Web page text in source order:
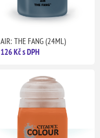
AIR: THE FANG (24ML)
126 Kč s DPH